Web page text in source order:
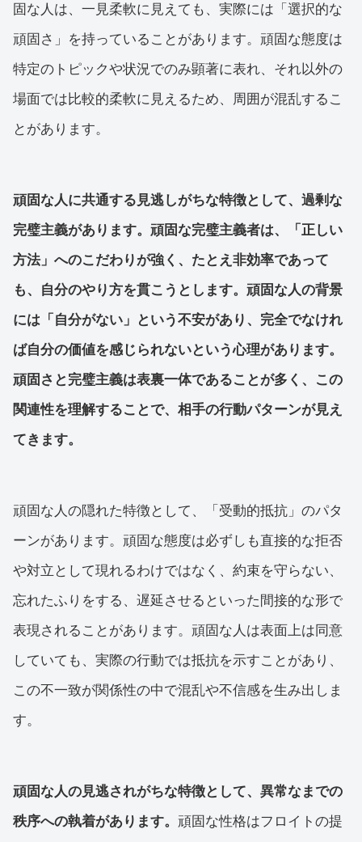
固な人は、一見柔軟に見えても、実際には「選択的な
頑固さ」を持っていることがあります。頑固な態度は
特定のトピックや状況でのみ顕著に表れ、それ以外の
場面では比較的柔軟に見えるため、周囲が混乱するこ
とがあります。
頑固な人に共通する見逃しがちな特徴として、過剰な
完璧主義があります。頑固な完璧主義者は、「正しい
方法」へのこだわりが強く、たとえ非効率であって
も、自分のやり方を貫こうとします。頑固な人の背景
には「自分がない」という不安があり、完全でなけれ
ば自分の価値を感じられないという心理があります。
頑固さと完璧主義は表裏一体であることが多く、この
関連性を理解することで、相手の行動パターンが見え
てきます。
頑固な人の隠れた特徴として、「受動的抵抗」のパタ
ーンがあります。頑固な態度は必ずしも直接的な拒否
や対立として現れるわけではなく、約束を守らない、
忘れたふりをする、遅延させるといった間接的な形で
表現されることがあります。頑固な人は表面上は同意
していても、実際の行動では抵抗を示すことがあり、
この不一致が関係性の中で混乱や不信感を生み出しま
す。
頑固な人の見逃されがちな特徴として、異常なまでの
秩序への執着があります。 頑固な性格はフロイトの提